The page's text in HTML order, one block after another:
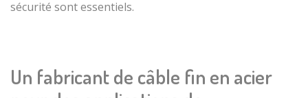
Micro torons
acier
inoxydable
Embout
étagé
Réas / poulies
sécurité sont essentiels.
Un fabricant de câble fin en acier